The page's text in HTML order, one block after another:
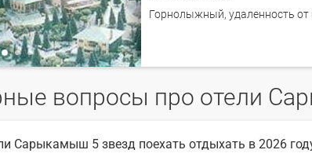
Горнолыжный, удаленность
вопросы про отели
Сарыкамыш 5 звезд поехать отдыхать в 2026